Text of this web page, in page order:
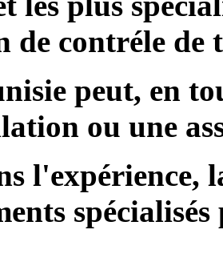
de contréle de
peut, en
ou une
l'expérience,